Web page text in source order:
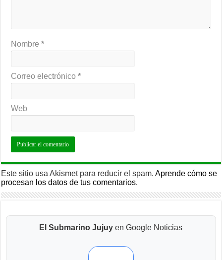
Nombre*
Correo electrónico*
Web
Este sitio usa Akismet para reducir el spam.Aprende cómo se
procesan los datos de tus comentarios.
El Submarino Jujuy en Google Noticias